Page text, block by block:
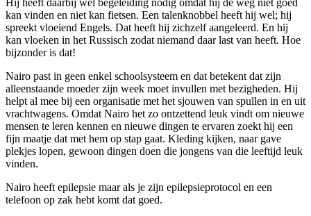
kan vinden en niet kan fietsen. Een talenknobbel heeft hij wel; hij
spreekt vloeiend Engels. Dat heeft hij zichzelf aangeleerd. En hij
kan vloeken in het Russisch zodat niemand daar last van heeft. Hoe
bijzonder is dat!
Nairo past in geen enkel schoolsysteem en dat betekent dat zijn
alleenstaande moeder zijn week moet invullen met bezigheden. Hij
helpt al mee bij een organisatie met het sjouwen van spullen in en uit
vrachtwagens. Omdat Nairo het zo ontzettend leuk vindt om nieuwe
mensen te leren kennen en nieuwe dingen te ervaren zoekt hij een
fijn maatje dat met hem op stap gaat. Kleding kijken, naar gave
plekjes lopen, gewoon dingen doen die jongens van die leeftijd leuk
vinden.
Nairo heeft epilepsie maar als je zijn epilepsieprotocol en een
telefoon op zak hebt komt dat goed.